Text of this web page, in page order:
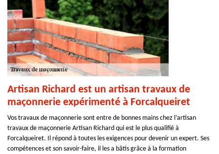
Artisan Richard est un artisan travaux de
maçonnerie expérimenté à Forcalqueiret
Vos travaux de maçonnerie sont entre de bonnes mains chez l’artisan
travaux de maçonnerie Artisan Richard qui est le plus qualifié à
Forcalqueiret. Il répond à toutes les exigences pour devenir un expert. Ses
compétences et son savoir-faire, il les a bâtis grâce à la formation